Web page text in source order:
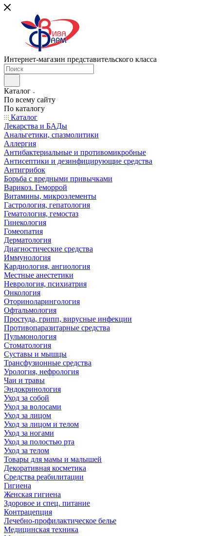
Интернет-магазин представительского класса
Каталог
По всему сайту
По каталогу
Каталог
Лекарства и БАДы
Анальгетики, спазмолитики
Аллергия
Антибактериальные и противомикробные
Антисептики и дезинфицирующие средства
Антигрибок
Борьба с вредными привычками
Варикоз. Геморрой
Витамины, микроэлементы
Гастрология, гепатология
Гематология, гемостаз
Гинекология
Гомеопатия
Дерматология
Диагностические средства
Иммунология
Кардиология, ангиология
Местные анестетики
Неврология, психиатрия
Онкология
Оториноларингология
Офтальмология
Простуда, грипп, вирусные инфекции
Противопаразитарные средства
Пульмонология
Стоматология
Суставы и мышцы
Трансфузионные средства
Урология, нефрология
Чаи и травы
Эндокринология
Уход за собой
Уход за волосами
Уход за лицом
Уход за лицом и телом
Уход за ногами
Уход за полостью рта
Уход за телом
Товары для мамы и малышей
Декоративная косметика
Средства реабилитации
Гигиена
Женская гигиена
Здоровое и спец. питание
Контрацепция
Лечебно-профилактическое белье
Медицинская техника